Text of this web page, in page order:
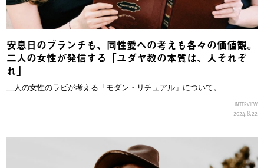
安息日のブランチも、同性愛への考えも各々の価値観。
二人の女性が発信する「ユダヤ教の本質は、人それぞ
れ」
二人の女性のラビが考える「モダン・リチュアル」について。
INTERVIEW
2024.8.22